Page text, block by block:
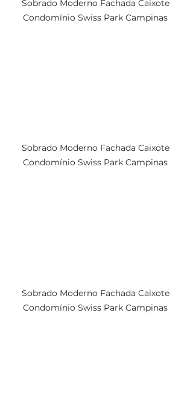
Sobrado Moderno Fachada Caixote
Condomínio Swiss Park Campinas
Sobrado Moderno Fachada Caixote
Condomínio Swiss Park Campinas
Sobrado Moderno Fachada Caixote
Condomínio Swiss Park Campinas